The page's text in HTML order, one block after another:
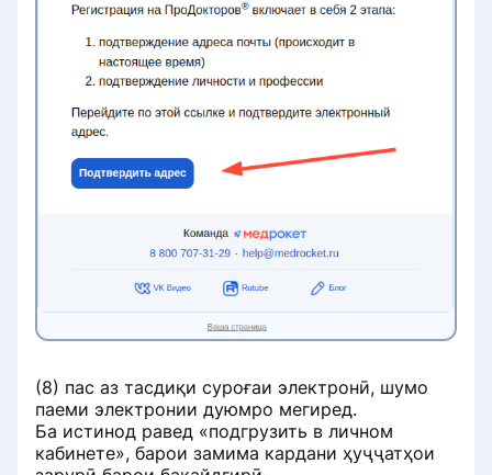
Работа с записями на услуги с
направлением
(8) пас аз тасдиқи суроғаи электронӣ, шумо
паеми электронии дуюмро мегиред.
Ба истинод равед «подгрузить в личном
кабинете», барои замима кардани ҳуҷҷатҳои